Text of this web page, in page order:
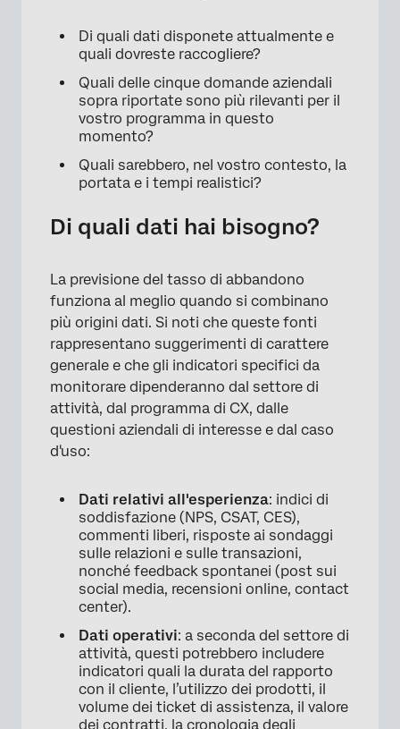
Di quali dati disponete attualmente e
quali dovreste raccogliere?
Quali delle cinque domande aziendali
sopra riportate sono più rilevanti per il
vostro programma in questo
momento?
Quali sarebbero, nel vostro contesto, la
portata e i tempi realistici?
Di quali dati hai bisogno?
La previsione del tasso di abbandono
funziona al meglio quando si combinano
più origini dati. Si noti che queste fonti
rappresentano suggerimenti di carattere
generale e che gli indicatori specifici da
monitorare dipenderanno dal settore di
attività, dal programma di CX, dalle
questioni aziendali di interesse e dal caso
d'uso:
Dati relativi all'esperienza: indici di
soddisfazione (NPS, CSAT, CES),
commenti liberi, risposte ai sondaggi
sulle relazioni e sulle transazioni,
nonché feedback spontanei (post sui
social media, recensioni online, contact
center).
Dati operativi: a seconda del settore di
attività, questi potrebbero includere
indicatori quali la durata del rapporto
con il cliente, l’utilizzo dei prodotti, il
volume dei ticket di assistenza, il valore
dei contratti, la cronologia degli